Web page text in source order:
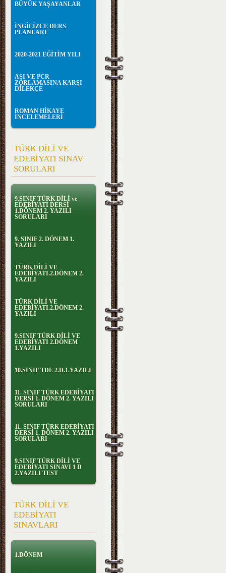
BÜYÜK YAŞAYANLAR
İNGİLİZCE DERS
PLANLARI
2020-2021 EĞİTİM YILI
AŞI VE PCR
ZORLAMASINA KARŞI
DİLEKÇE
ROMAN HİKAYE
İNCELEMELERİ
TÜRK DİLİ VE
EDEBİYATI SINAV
SORULARI
9.SINIF TÜRK DİLİ ve
EDEBİYATI DERSİ
1.DÖNEM 2. YAZILI
SORULARI
9. SINIF 2. DÖNEM 1.
YAZILI
TÜRK DİLİ VE
EDEBİYATI.2.DÖNEM 2.
YAZILI
TÜRK DİLİ VE
EDEBİYATI.2.DÖNEM 2.
YAZILI
9.SINIF TÜRK DİLİ VE
EDEBİYATI 2.DÖNEM
1.YAZILI
10.SINIF TDE 2.D.1.YAZILI
11. SINIF TÜRK EDEBİYATI
DERSİ 1. DÖNEM 2. YAZILI
SORULARI
11. SINIF TÜRK EDEBİYATI
DERSİ 1. DÖNEM 2. YAZILI
SORULARI
9.SINIF TÜRK DİLİ VE
EDEBİYATI SINAVI 1 D
2.YAZILI TEST
TÜRK DİLİ VE
EDEBİYATI
SINAVLARI
1.DÖNEM